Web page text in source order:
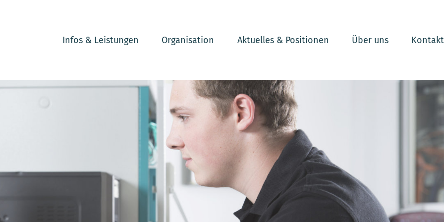
Infos & Leistungen Organisation Aktuelles & Positionen Über uns Kontakt